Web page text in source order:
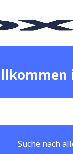
Suche nach